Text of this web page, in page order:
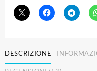
Plus
quantità
DESCRIZIONE